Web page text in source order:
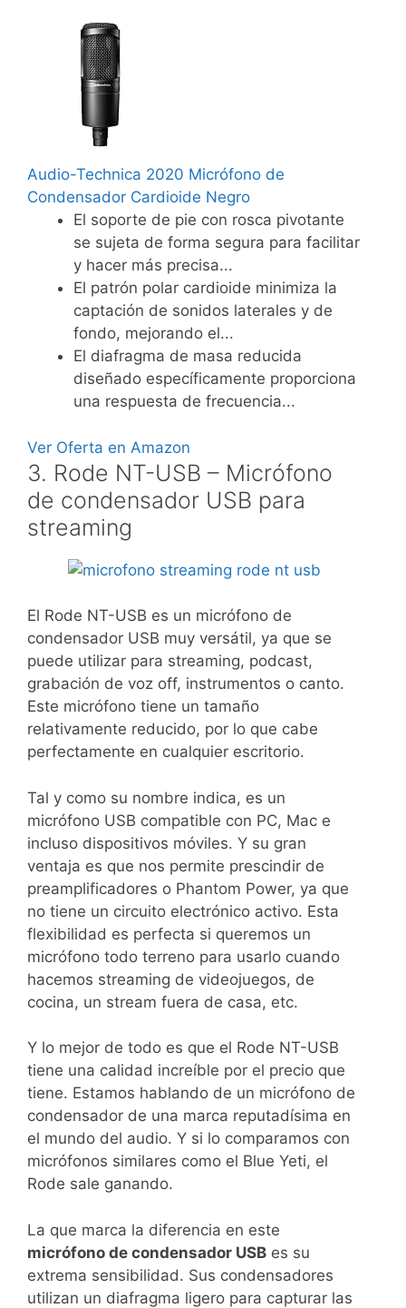
Audio-Technica 2020 Micrófono de
Condensador Cardioide Negro
El soporte de pie con rosca pivotante
se sujeta de forma segura para facilitar
y hacer más precisa...
El patrón polar cardioide minimiza la
captación de sonidos laterales y de
fondo, mejorando el...
El diafragma de masa reducida
diseñado específicamente proporciona
una respuesta de frecuencia...
Ver Oferta en Amazon
3. Rode NT-USB – Micrófono
de condensador USB para
streaming
El Rode NT-USB es un micrófono de
condensador USB muy versátil, ya que se
puede utilizar para streaming, podcast,
grabación de voz off, instrumentos o canto.
Este micrófono tiene un tamaño
relativamente reducido, por lo que cabe
perfectamente en cualquier escritorio.
Tal y como su nombre indica, es un
micrófono USB compatible con PC, Mac e
incluso dispositivos móviles. Y su gran
ventaja es que nos permite prescindir de
preamplificadores o Phantom Power, ya que
no tiene un circuito electrónico activo. Esta
flexibilidad es perfecta si queremos un
micrófono todo terreno para usarlo cuando
hacemos streaming de videojuegos, de
cocina, un stream fuera de casa, etc.
Y lo mejor de todo es que el Rode NT-USB
tiene una calidad increíble por el precio que
tiene. Estamos hablando de un micrófono de
condensador de una marca reputadísima en
el mundo del audio. Y si lo comparamos con
micrófonos similares como el Blue Yeti, el
Rode sale ganando.
La que marca la diferencia en este
micrófono de condensador USB es su
extrema sensibilidad. Sus condensadores
utilizan un diafragma ligero para capturar las